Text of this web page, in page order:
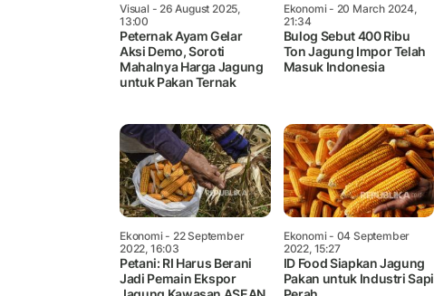
Visual - 26 August 2025,
13:00
Peternak Ayam Gelar
Aksi Demo, Soroti
Mahalnya Harga Jagung
untuk Pakan Ternak
Ekonomi- 20 March 2024,
21:34
Bulog Sebut 400 Ribu
Ton Jagung Impor Telah
Masuk Indonesia
Ekonomi- 22 September
2022, 16:03
Petani: RI Harus Berani
Jadi Pemain Ekspor
Ekonomi- 04 September
2022, 15:27
ID Food Siapkan Jagung
Pakan untuk Industri Sapi